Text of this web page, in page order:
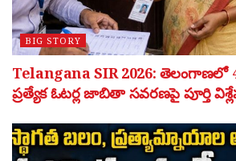
BIG STORY
Telangana SIR 2026: తెలంగాణలో
ప్రత్యేక ఓటర్ల జాబితా సవరణపై పూర్తి